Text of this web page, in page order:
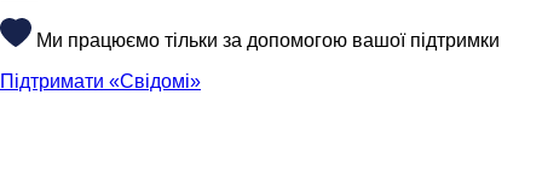
Ми працюємо тільки за допомогою вашої підтримки
Підтримати «Свідомі»